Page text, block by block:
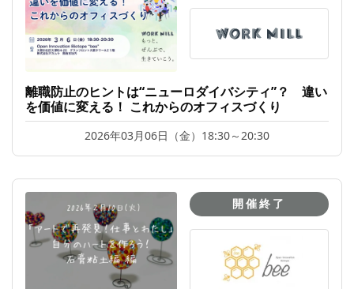
離職防止のヒントは“ニューロダイバシティ”？ 違い
を価値に変える！ これからのオフィスづくり
2026年03月06日（金）18:30～20:30
開催終了